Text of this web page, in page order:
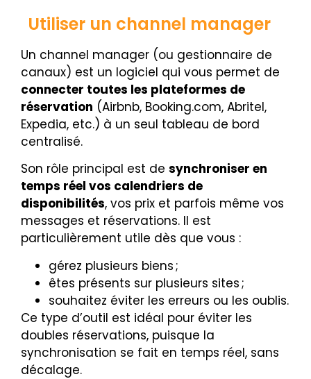
Utiliser un channel manager
Un channel manager (ou gestionnaire de
canaux) est un logiciel qui vous permet de
connecter toutes les plateformes de
réservation (Airbnb, Booking.com, Abritel,
Expedia, etc.) à un seul tableau de bord
centralisé.
Son rôle principal est de synchroniser en
temps réel vos calendriers de
disponibilités, vos prix et parfois même vos
messages et réservations. Il est
particulièrement utile dès que vous :
gérez plusieurs biens ;
êtes présents sur plusieurs sites ;
souhaitez éviter les erreurs ou les oublis.
Ce type d’outil est idéal pour éviter les
doubles réservations, puisque la
synchronisation se fait en temps réel, sans
décalage.